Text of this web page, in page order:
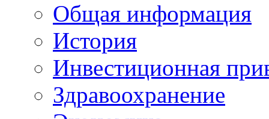
Общая информация
История
Инвестиционная
Здравоохранение